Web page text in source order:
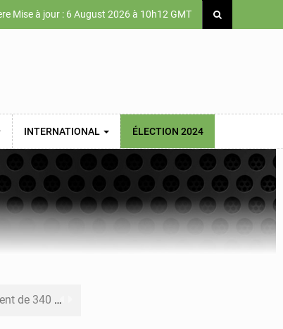
Mise à jour : 6 August 2026 à 10h12 GMT
INTERNATIONAL ÉLECTION 2024
Sénégal 2050